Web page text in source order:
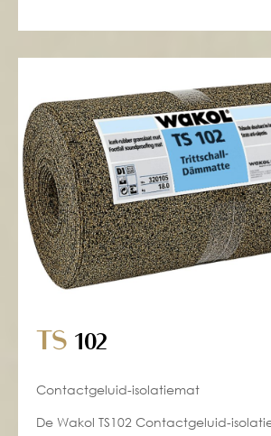
TS 102
Contactgeluid-isolatiemat
De Wakol TS102 Contactgeluid-